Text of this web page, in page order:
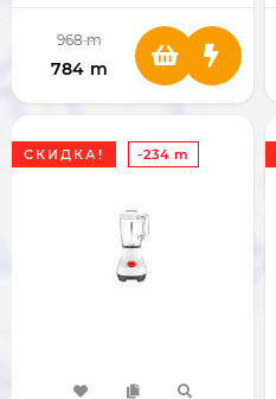
968 m
784 m
СКИДКА! -234 m